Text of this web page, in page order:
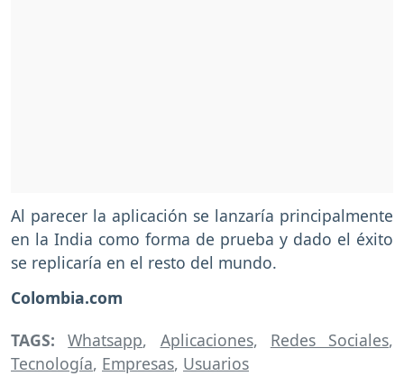
Al parecer la aplicación se lanzaría principalmente
en la India como forma de prueba y dado el éxito
se replicaría en el resto del mundo.
Colombia.com
TAGS:Whatsapp, Aplicaciones, Redes Sociales,
Tecnología, Empresas, Usuarios